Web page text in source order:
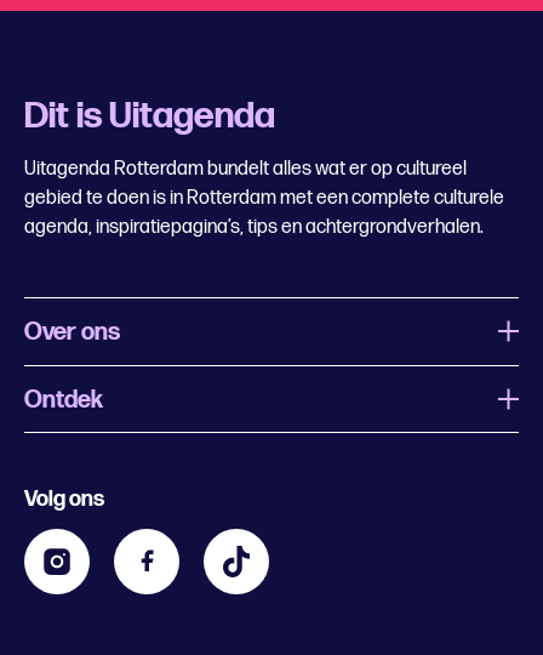
Dit is Uitagenda
Uitagenda Rotterdam bundelt alles wat er op cultureel
gebied te doen is in Rotterdam met een complete culturele
agenda, inspiratiepagina’s, tips en achtergrondverhalen.
Over ons
Wat is Uitagenda Rotterdam
Contact
Zakelijk
Ontdek
Kids
Volg ons